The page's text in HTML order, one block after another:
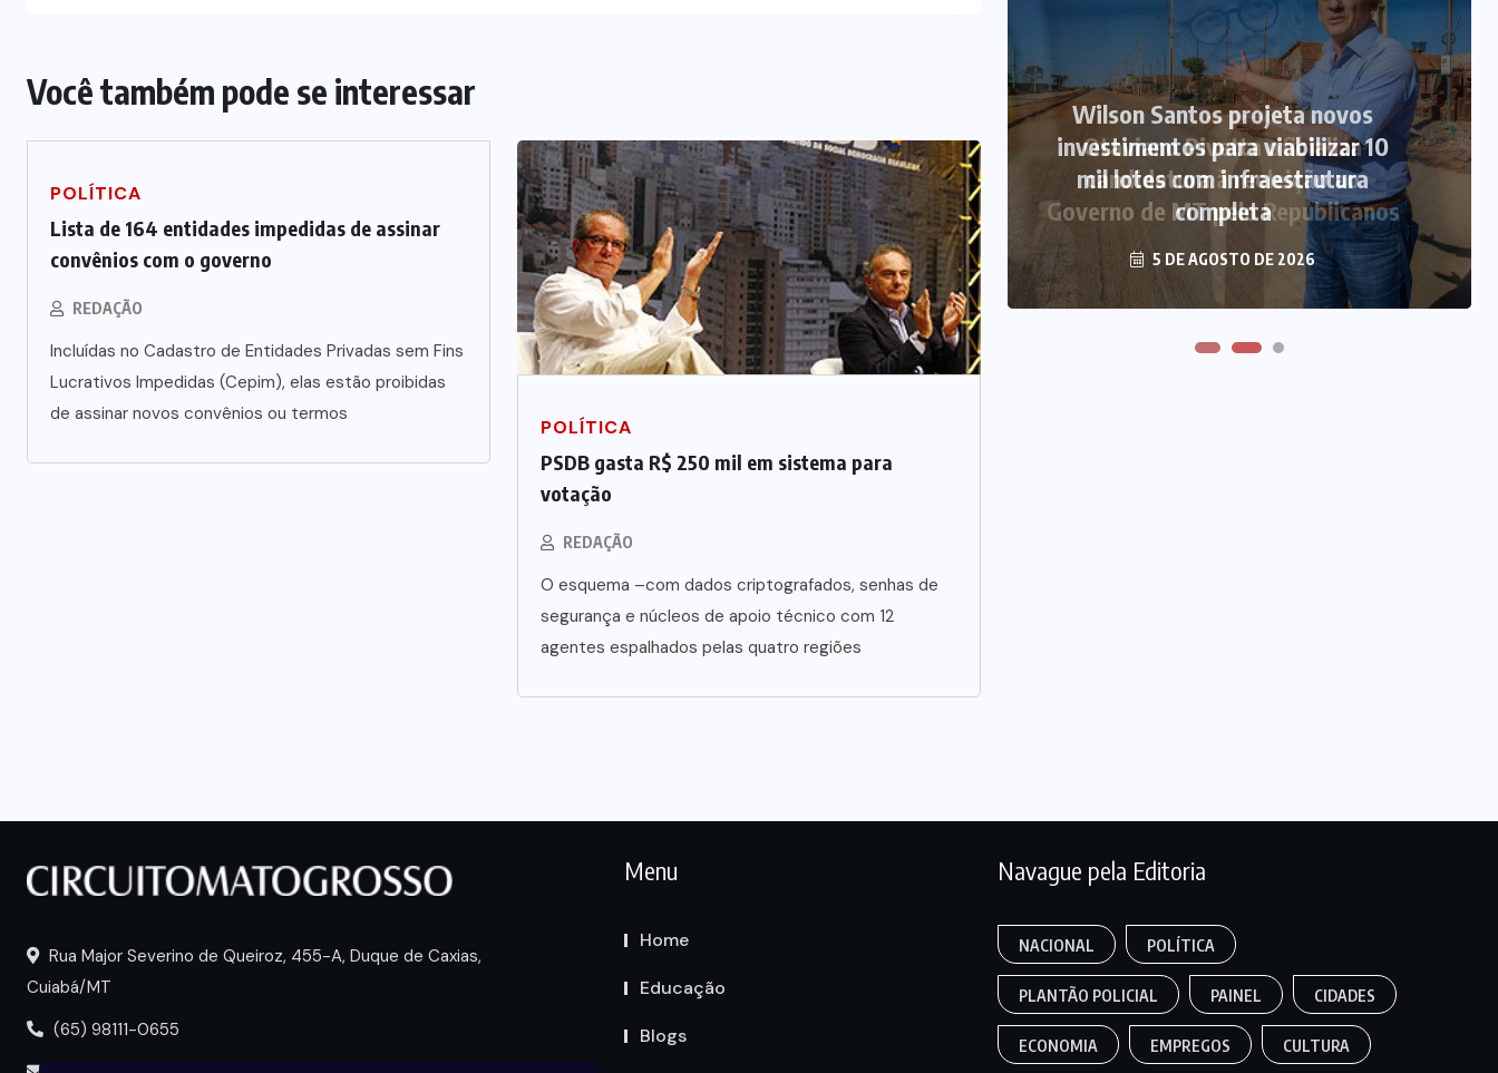
Você também pode se interessar
POLÍTICA
Lista de 164 entidades impedidas de assinar
convênios com o governo
REDAÇÃO
Incluídas no Cadastro de Entidades Privadas sem Fins
Lucrativos Impedidas (Cepim), elas estão proibidas
de assinar novos convênios ou termos
POLÍTICA
PSDB gasta R$ 250 mil em sistema para
votação
REDAÇÃO
O esquema –com dados criptografados, senhas de
segurança e núcleos de apoio técnico com 12
agentes espalhados pelas quatro regiões
Polícia prende jovem investigado
5 DE AGOSTO DE 2026
Wilson Santos projeta novos
investimentos para viabilizar 10
mil lotes com infraestrutura
completa
5 DE AGOSTO DE 2026
Otaviano Pivetta oficializa
candidatura à reeleição ao
Governo de MT pelo Republicanos
5 DE AGOSTO DE 2026
Rua Major Severino de Queiroz, 455-A, Duque de Caxias,
Cuiabá/MT
(65) 98111-0655
Menu
Home
Educação
Blogs
Navague pela Editoria
NACIONAL POLÍTICA
PLANTÃO POLICIAL PAINEL CIDADES
ECONOMIA EMPREGOS CULTURA